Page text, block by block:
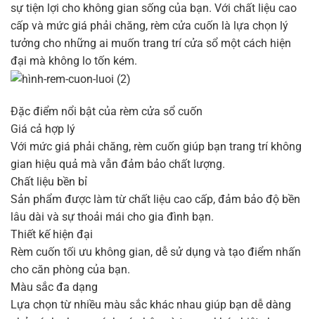
sự tiện lợi cho không gian sống của bạn. Với chất liệu cao
cấp và mức giá phải chăng, rèm cửa cuốn là lựa chọn lý
tưởng cho những ai muốn trang trí cửa sổ một cách hiện
đại mà không lo tốn kém.
Đặc điểm nổi bật của rèm cửa sổ cuốn
Giá cả hợp lý
Với mức giá phải chăng, rèm cuốn giúp bạn trang trí không
gian hiệu quả mà vẫn đảm bảo chất lượng.
Chất liệu bền bỉ
Sản phẩm được làm từ chất liệu cao cấp, đảm bảo độ bền
lâu dài và sự thoải mái cho gia đình bạn.
Thiết kế hiện đại
Rèm cuốn tối ưu không gian, dễ sử dụng và tạo điểm nhấn
cho căn phòng của bạn.
Màu sắc đa dạng
Lựa chọn từ nhiều màu sắc khác nhau giúp bạn dễ dàng